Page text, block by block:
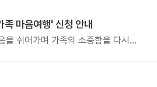
족 마음여행' 신청 안내
을 쉬어가며 가족의 소중함을 다시